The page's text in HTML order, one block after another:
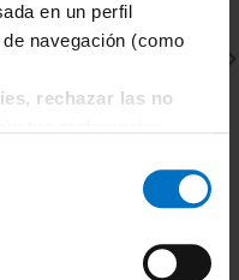
en un perfil
navegación (como
rechazar las no
Chantelle Origins